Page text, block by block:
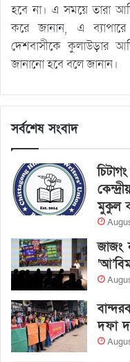
হবে না। এ সময়ে তারা
করে জানান, এ
দেশবাসীকে কুলাউড়ার
জানানো হবে বলে জানান।
সর্বশেষ সংবাদ
মুকুল
জাজং
দফা